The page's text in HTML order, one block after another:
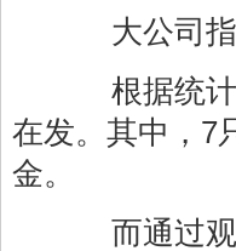
大公司指
根据统计
在发。其中，7
金。
而通过观